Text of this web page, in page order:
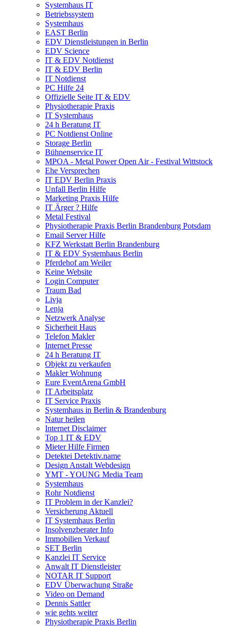
Systemhaus IT
Betriebssystem
Systemhaus
EAST Berlin
EDV Dienstleistungen in Berlin
EDV Science
IT & EDV Notdienst
IT & EDV Berlin
IT Notdienst
PC Hilfe 24
Offizielle Seite IT & EDV
Physiotherapie Praxis
IT Systemhaus
24 h Beratung IT
PC Notdienst Online
Storage Berlin
Bühnenservice IT
MPOA - Metal Power Open Air - Festival Wittstock
Ehe Versprechen
IT EDV Berlin Praxis
Unfall Berlin Hilfe
Marketing Praxis Hilfe
IT Ärger ? Hilfe
Metal Festival
Physiotherapie Praxis Berlin Brandenburg Potsdam
Email Server Hilfe
KFZ Werkstatt Berlin Brandenburg
IT & EDV Systemhaus Berlin
Pferdehof am Weiler
Keine Website
Login Computer
Traum Bad
Livja
Lenja
Netzwerk Analyse
Sicherheit Haus
Telefon Makler
Internet Presse
24 h Beratung IT
Objekt zu verkaufen
Makler Wohnung
Eure EventArena GmbH
IT Arbeitsplatz
IT Service Praxis
Systemhaus in Berlin & Brandenburg
Natur heilen
Internet Disclaimer
Top 1 IT & EDV
Mieter Hilfe Firmen
Detektei Detektiv.name
Design Anstalt Webdesign
YMT - YOUNG Media Team
Systemhaus
Rohr Notdienst
IT Problem in der Kanzlei?
Versicherung Aktuell
IT Systemhaus Berlin
Insolvenzberater Info
Immobilien Verkauf
SET Berlin
Kanzlei IT Service
Anwalt IT Dienstleister
NOTAR IT Support
EDV Überwachung Straße
Video on Demand
Dennis Sattler
wie gehts weiter
Physiotherapie Praxis Berlin